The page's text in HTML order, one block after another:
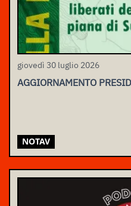
giovedì 30 luglio 2026
AGGIORNAMENTO
NOTAV